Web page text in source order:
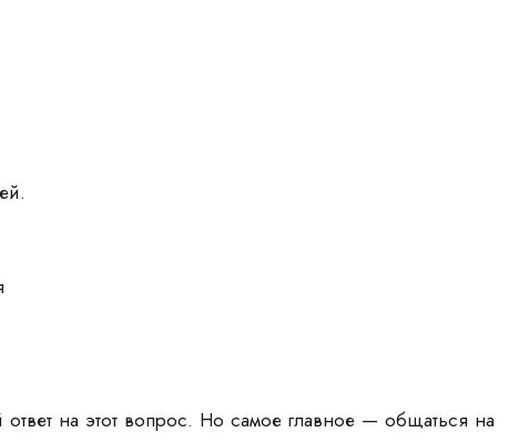
на этот вопрос. Но самое главное — общаться на